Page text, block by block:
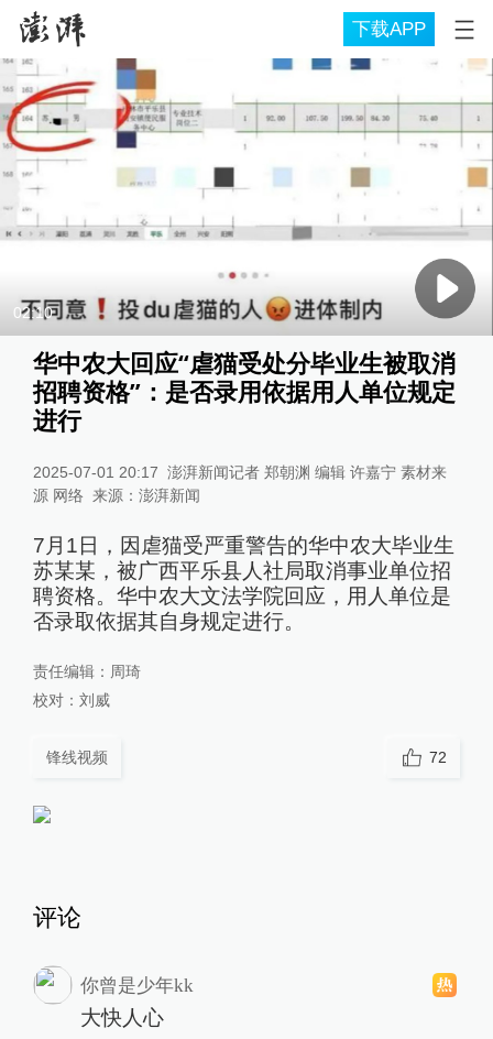
下载APP
02:10
华中农大回应“虐猫受处分毕业生被取消
招聘资格”：是否录用依据用人单位规定
进行
2025-07-01 20:17 澎湃新闻记者 郑朝渊 编辑 许嘉宁 素材来
源 网络 来源： 澎湃新闻
7月1日，因虐猫受严重警告的华中农大毕业生
苏某某，被广西平乐县人社局取消事业单位招
聘资格。华中农大文法学院回应，用人单位是
否录取依据其自身规定进行。
责任编辑： 周琦
校对： 刘威
锋线视频 72
评论
你曾是少年kk
大快人心